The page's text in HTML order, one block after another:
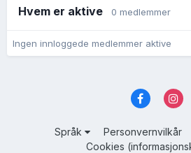
Hvem er aktive 0 medlemmer
Ingen innloggede medlemmer aktive
Språk Personvernvilkår
Cookies